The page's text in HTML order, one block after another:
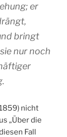
er
bringt
nur noch
nicht
„Über die
Fall